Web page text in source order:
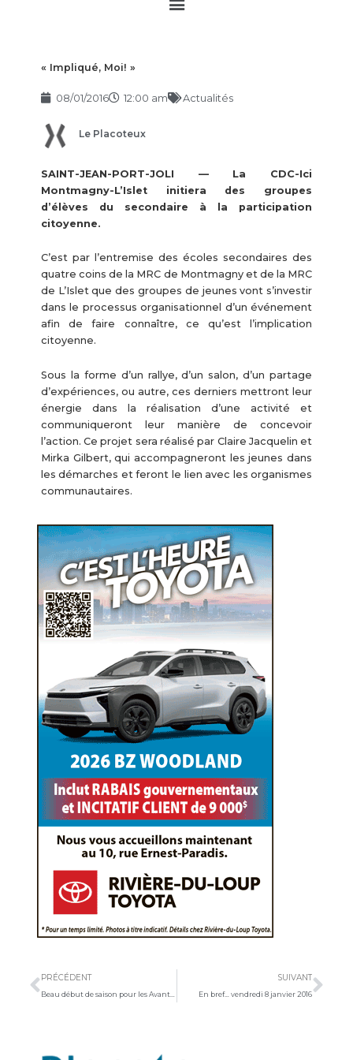
« Impliqué, Moi! »
08/01/2016 12:00 am Actualités
Le Placoteux
SAINT-JEAN-PORT-JOLI — La CDC-Ici
Montmagny-L’Islet initiera des groupes
d’élèves du secondaire à la participation
citoyenne.
C’est par l’entremise des écoles secondaires des
quatre coins de la MRC de Montmagny et de la MRC
de L’Islet que des groupes de jeunes vont s’investir
dans le processus organisationnel d’un événement
afin de faire connaître, ce qu’est l’implication
citoyenne.
Sous la forme d’un rallye, d’un salon, d’un partage
d’expériences, ou autre, ces derniers mettront leur
énergie dans la réalisation d’une activité et
communiqueront leur manière de concevoir
l’action. Ce projet sera réalisé par Claire Jacquelin et
Mirka Gilbert, qui accompagneront les jeunes dans
les démarches et feront le lien avec les organismes
communautaires.
PRÉCÉDENT
Beau début de saison pour les Avant-gardistes
SUIVANT
En bref… vendredi 8 janvier 2016